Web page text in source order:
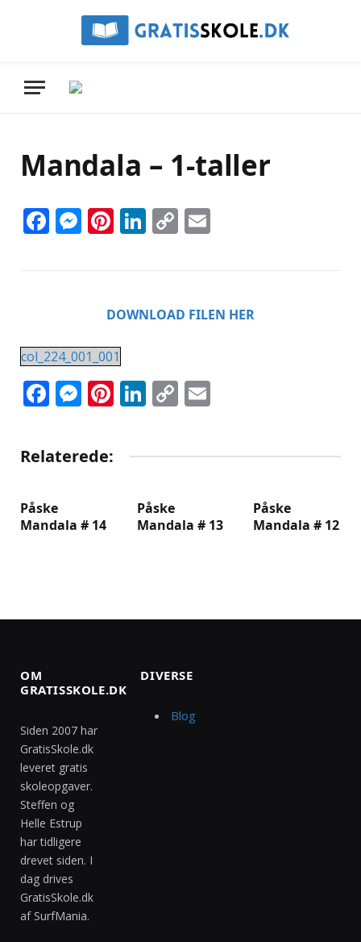
Mandala – 1-taller
Facebook
Messenger
Pinterest
LinkedIn
Copy
DOWNLOAD FILEN HER
col_224_001_001
Facebook
Messenger
Pinterest
LinkedIn
Copy
Relaterede:
Påske
Mandala # 14
Påske
Mandala # 13
Påske
Mandala # 12
OM
GRATISSKOLE.DK
Siden 2007 har
GratisSkole.dk
leveret gratis
skoleopgaver.
Steffen og
Helle Estrup
har tidligere
drevet siden. I
dag drives
GratisSkole.dk
af SurfMania.
DIVERSE
Blog